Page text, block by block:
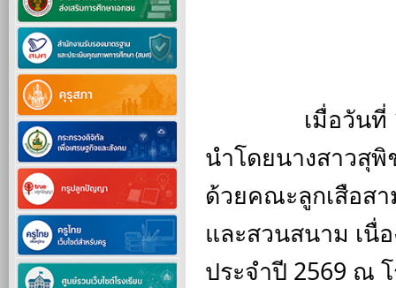
นำโดยนางสาวสุพิ
ด้วยคณะลูกเสือส
และสวนสนาม เนื่
ประจำปี 2569 ณ